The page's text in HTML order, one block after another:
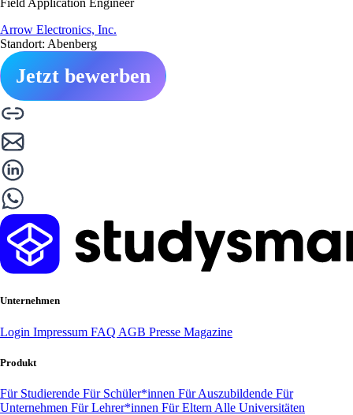
Field Application Engineer
Arrow Electronics, Inc.
Standort: Abenberg
Jetzt bewerben
Unternehmen
Login Impressum FAQ AGB Presse Magazine
Produkt
Für Studierende Für Schüler*innen Für Auszubildende Für
Unternehmen Für Lehrer*innen Für Eltern Alle Universitäten